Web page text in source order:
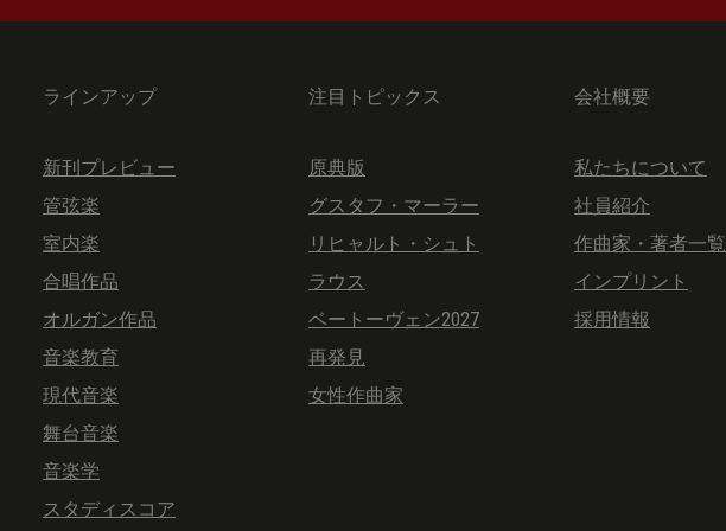
ラインアップ
新刊プレビュー
管弦楽
室内楽
合唱作品
オルガン作品
音楽教育
現代音楽
舞台音楽
音楽学
スタディスコア
注目トピックス
原典版
グスタフ・マーラー
リヒャルト・シュト
ラウス
ベートーヴェン2027
再発見
女性作曲家
会社概要
私たちについて
社員紹介
作曲家・著者一覧
インプリント
採用情報